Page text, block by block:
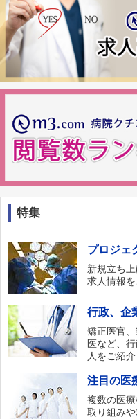
特集
プロジェ
新規立ち
求人情報を
行政、企
矯正医官
医など、
人をご紹介
注目の医
複数の医
取り組みや